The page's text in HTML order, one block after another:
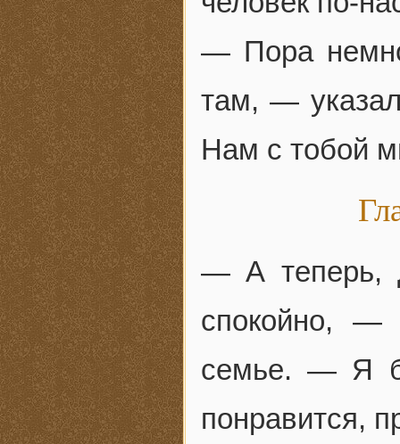
— Пора
там, —
Нам с тобой
— А теперь,
спокойно, —
семье. — Я
понравится,